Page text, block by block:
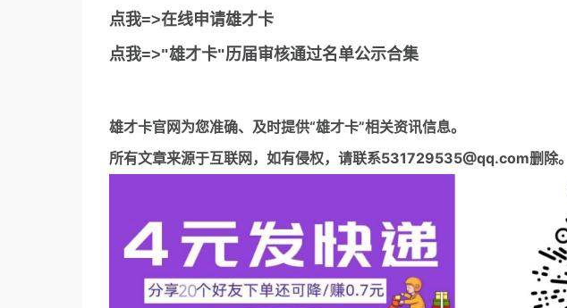
点我=>在线申请雄才卡
点我=>"雄才卡"历届审核通过名单公示合集
雄才卡官网为您准确、及时提供“雄才卡”相关资讯信息。
所有文章来源于互联网，如有侵权，请联系531729535@qq.com删除。